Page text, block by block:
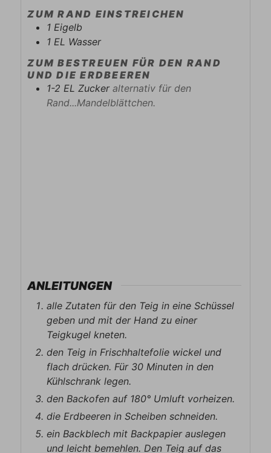
ZUM RAND EINSTREICHEN
1 Eigelb
1 EL Wasser
ZUM BESTREUEN FÜR DEN RAND
UND DIE ERDBEEREN
1-2 EL Zucker alternativ für den
Rand...Mandelblättchen.
ANLEITUNGEN
alle Zutaten für den Teig in eine Schüssel
geben und mit der Hand zu einer
Teigkugel kneten.
den Teig in Frischhaltefolie wickel und
flach drücken. Für 30 Minuten in den
Kühlschrank legen.
den Backofen auf 180° Umluft vorheizen.
die Erdbeeren in Scheiben schneiden.
ein Backblech mit Backpapier auslegen
und leicht bemehlen. Den Teig auf das